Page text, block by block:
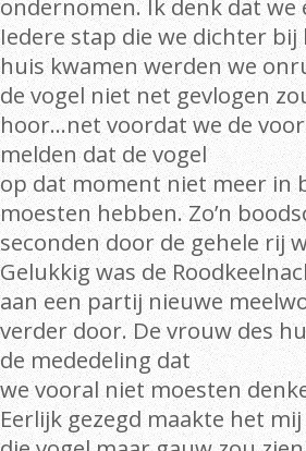
ondernomen. Ik denk dat
Iedere stap die we dichter bij
huis kwamen werden we
de vogel niet net gevlogen
hoor…net voordat we de
melden dat de vogel
op dat moment niet meer in
moesten hebben. Zo’n
seconden door de gehele rij
Gelukkig was de
aan een partij nieuwe
verder door. De vrouw des
de mededeling dat
we vooral niet moesten
Eerlijk gezegd maakte het